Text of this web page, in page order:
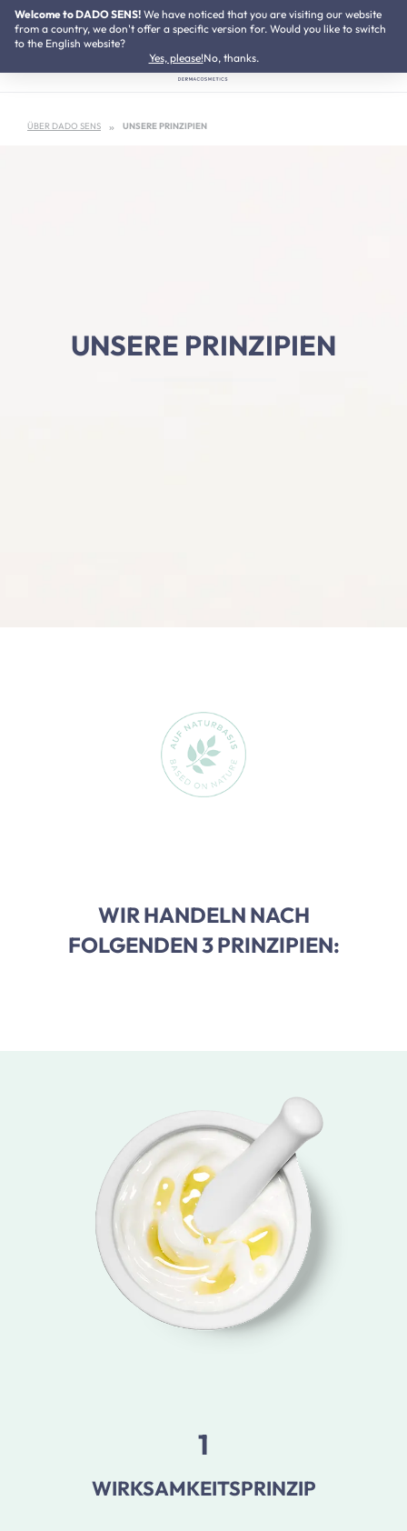
Zum Hauptinhalt springen
Welcome to DADO SENS! We have noticed that you are visiting our website
from a country, we don't offer a specific version for. Would you like to switch
to the English website?
Yes, please!No, thanks.
NEU:Neurodermitis Pflegeset
ÜBER DADO SENS UNSERE PRINZIPIEN
UNSERE PRINZIPIEN
WIR HANDELN NACH
FOLGENDEN 3 PRINZIPIEN:
1
WIRKSAMKEITSPRINZIP